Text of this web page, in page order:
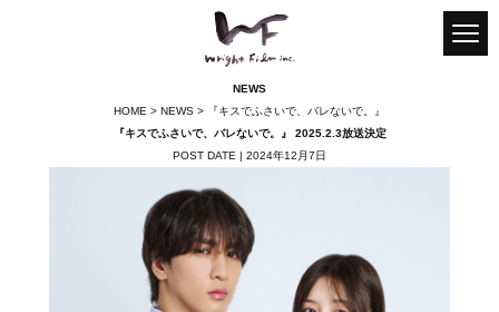
HOME
NEWS
WORKS
THEATER
ONLINE・TV
NEWS
HOME > NEWS > 『キスでふさいで、バレないで。』
『キスでふさいで、バレないで。』 2025.2.3放送決定
POST DATE | 2024年12月7日